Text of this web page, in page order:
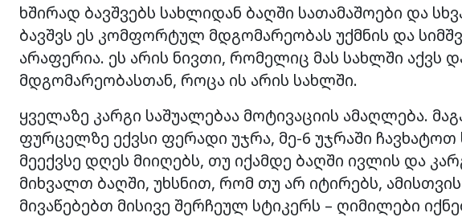
ხშირად ბავშვებს სახლიდან ბაღში სათამაშოები და
ბავშვს ეს კომფორტულ მდგომარეობას უქმნის და
არაფერია. ეს არის ნივთი, რომელიც მას სახლში აქვს
მდგომარეობასთან, როცა ის არის სახლში.
ყველაზე კარგი საშუალებაა მოტივაციის ამაღლება.
ფურცელზე ექვსი ფერადი უჯრა, მე-6 უჯრაში ჩავხატოთ
მეექვსე დღეს მიიღებს, თუ იქამდე ბაღში ივლის და
მიხვალთ ბაღში, უხსნით, რომ თუ არ იტირებს,
მივაწებებთ მისივე შერჩეულ სტიკერს – ღიმილები